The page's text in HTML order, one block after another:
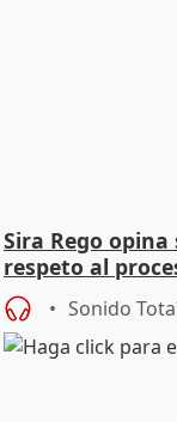
Sira Rego
respeto al
Sonido